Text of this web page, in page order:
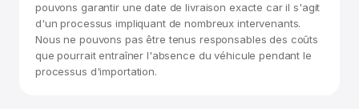
pouvons garantir une date de livraison exacte car il s'agit
d'un processus impliquant de nombreux intervenants.
Nous ne pouvons pas être tenus responsables des coûts
que pourrait entraîner l'absence du véhicule pendant le
processus d'importation.